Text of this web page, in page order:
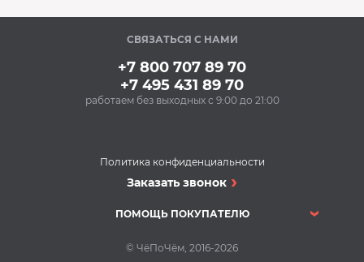
Вакууматор V-ZUG
VS60144 Vi
617 290 Р
Ящик для
Под заказ
СВЯЗАТЬСЯ С НАМИ
+7 800 707 89 70
+7 495 431 89 70
работаем без выходных с 9:00 до 21:00
Политика конфиденциальности
Заказать звонок
ПОМОЩЬ ПОКУПАТЕЛЮ
© ЧёПоЧём, 2016-2026